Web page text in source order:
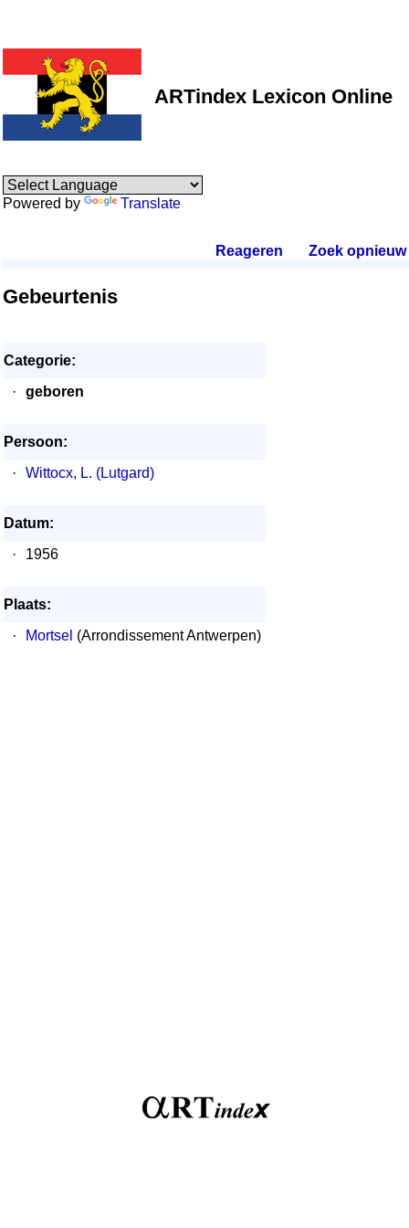
ARTindex Lexicon Online
Powered by Translate
Reageren Zoek opnieuw.
Gebeurtenis
Categorie:
·
geboren
Persoon:
·
Wittocx, L. (Lutgard)
Datum:
·
1956
Plaats:
·
Mortsel (Arrondissement Antwerpen)